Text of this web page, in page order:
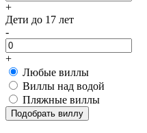
+
Дети до 17 лет
-
+
Любые виллы
Виллы над водой
Пляжные виллы
Подобрать виллу